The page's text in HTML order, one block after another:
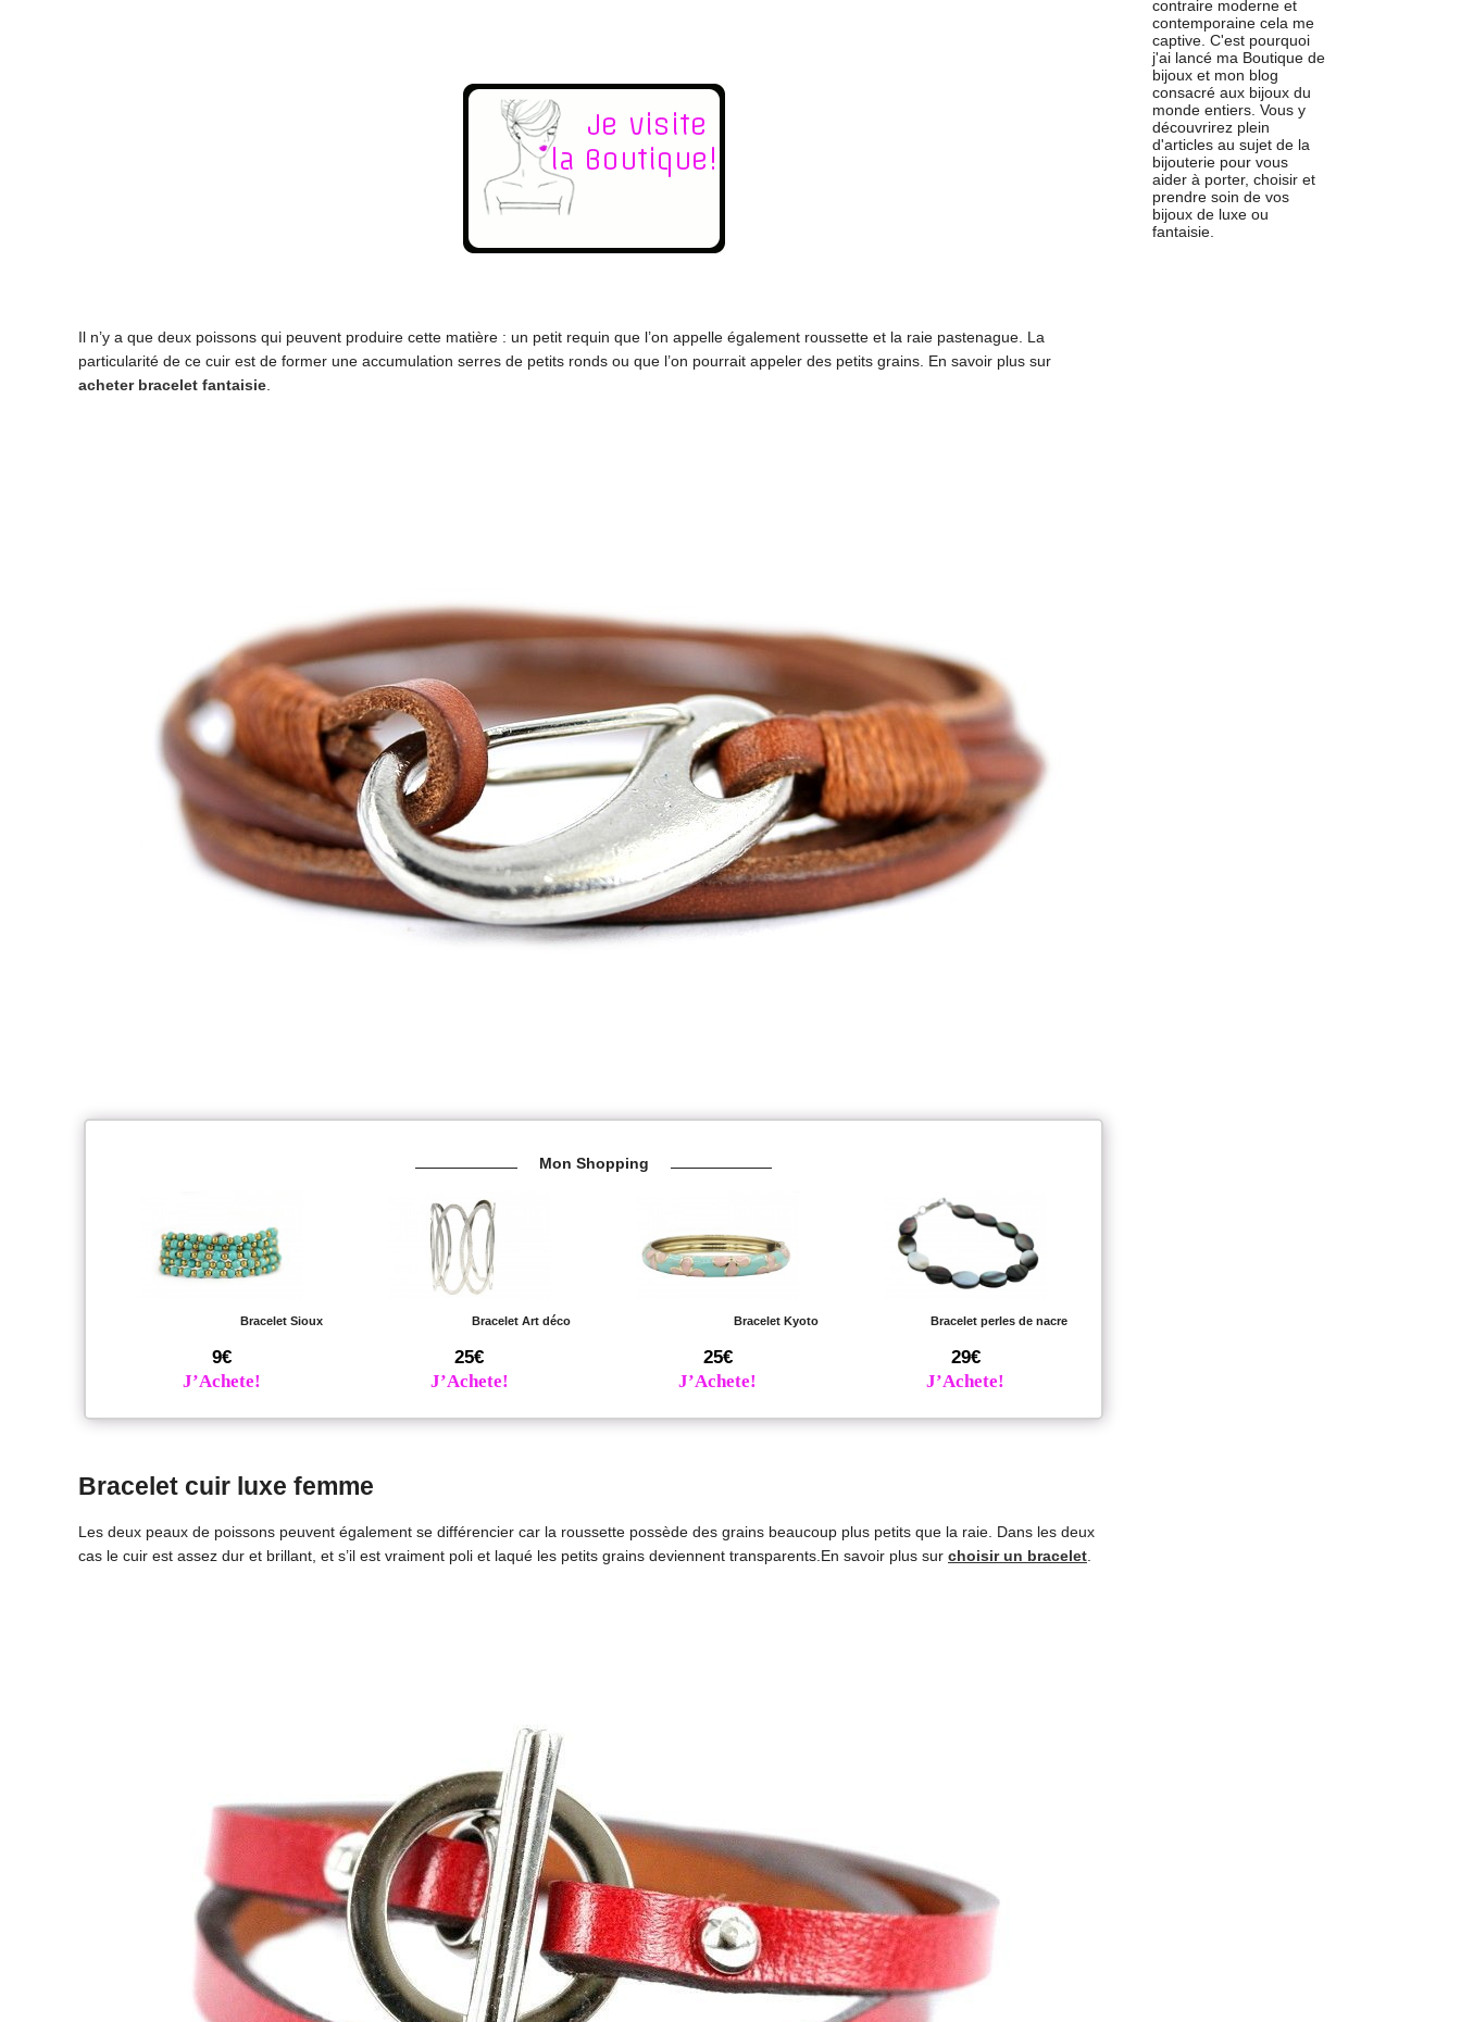
Il n’y a que deux poissons qui peuvent produire cette matière : un petit requin que l’on appelle également roussette et la raie pastenague. La
particularité de ce cuir est de former une accumulation serres de petits ronds ou que l’on pourrait appeler des petits grains. En savoir plus sur
acheter bracelet fantaisie.
Mon Shopping
Bracelet Sioux
9€
J’Achete!
Bracelet Art déco
25€
J’Achete!
Bracelet Kyoto
25€
J’Achete!
Bracelet perles de nacre
29€
J’Achete!
Bracelet cuir luxe femme
Les deux peaux de poissons peuvent également se différencier car la roussette possède des grains beaucoup plus petits que la raie. Dans les deux
cas le cuir est assez dur et brillant, et s’il est vraiment poli et laqué les petits grains deviennent transparents.En savoir plus sur choisir un bracelet
contraire moderne et
contemporaine cela me
captive. C'est pourquoi
j'ai lancé ma Boutique de
bijoux et mon blog
consacré aux bijoux du
monde entiers. Vous y
découvrirez plein
d'articles au sujet de la
bijouterie pour vous
aider à porter, choisir et
prendre soin de vos
bijoux de luxe ou
fantaisie.